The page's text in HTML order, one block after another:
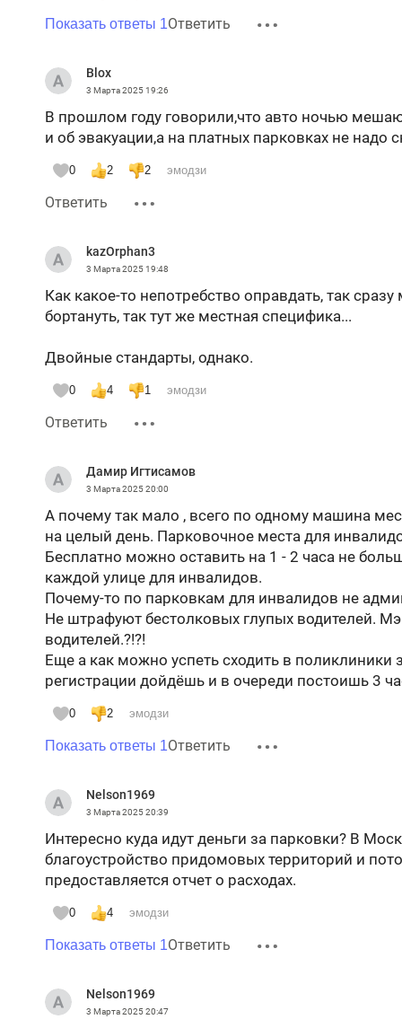
Показать ответы 1Ответить
Blox
3 Марта 202519:26
В прошлом году говорили,что авто ночью
и об эвакуации,а на платных парковках не надо
0 2 2 эмодзи
Ответить
kazOrphan3
3 Марта 202519:48
Как какое-то непотребство оправдать, так
бортануть, так тут же местная специфика...
Двойные стандарты, однако.
0 4 1 эмодзи
Ответить
Дамир Игтисамов
3 Марта 202520:00
А почему так мало , всего по одному машина
на целый день. Парковочное места для
Бесплатно можно оставить на 1 - 2 часа не
каждой улице для инвалидов.
Почему-то по парковкам для инвалидов не
Не штрафуют бестолковых глупых водителей.
водителей.?!?!
Еще а как можно успеть сходить в поликлиники
регистрации дойдёшь и в очереди постоишь 3
0 2 эмодзи
Показать ответы 1Ответить
Nelson1969
3 Марта 202520:39
Интересно куда идут деньги за парковки? В
благоустройство придомовых территорий и
предоставляется отчет о расходах.
0 4 эмодзи
Показать ответы 1Ответить
Nelson1969
3 Марта 202520:47